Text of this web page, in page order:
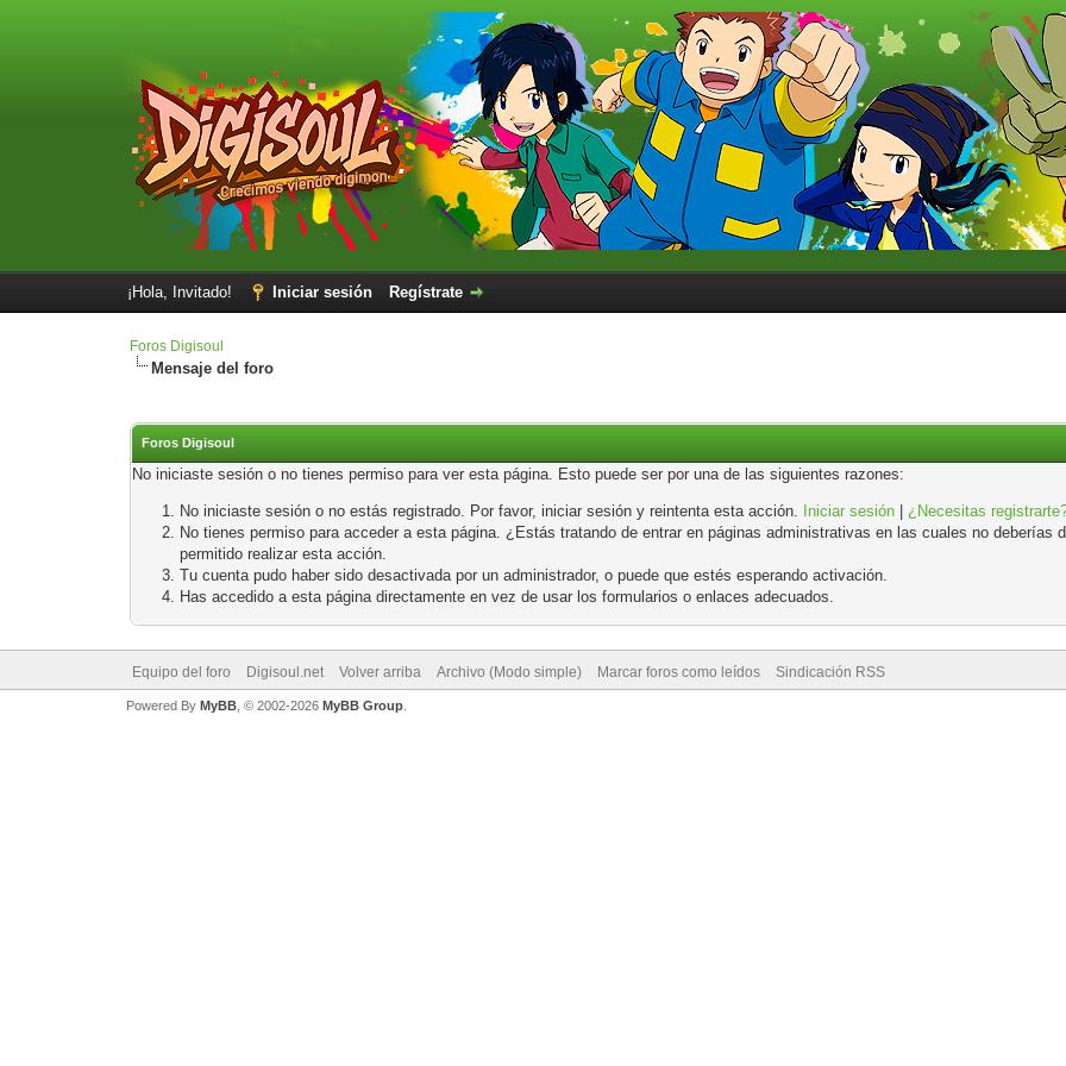
¡Hola, Invitado! Iniciar sesión Regístrate
Foros Digisoul
Mensaje del foro
Foros Digisoul
No iniciaste sesión o no tienes permiso para ver esta página. Esto puede ser por una de las siguientes razones:
No iniciaste sesión o no estás registrado. Por favor, iniciar sesión y reintenta esta acción. Iniciar sesión |¿Necesitas
No tienes permiso para acceder a esta página. ¿Estás tratando de entrar en páginas administrativas en las cuales no
permitido realizar esta acción.
Tu cuenta pudo haber sido desactivada por un administrador, o puede que estés esperando activación.
Has accedido a esta página directamente en vez de usar los formularios o enlaces adecuados.
Equipo del foro Digisoul.net Volver arriba Archivo (Modo simple) Marcar foros como leídos Sindicación RSS
Powered By MyBB, © 2002-2026 MyBB Group.